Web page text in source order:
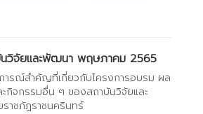
นวิจัยและพัฒนา พฤษภาคม 2565
การณ์สำคัญที่เกี่ยวกับโครงการอบรม ผล
กิจกรรมอื่น ๆ ของสถาบันวิจัยและ
าชภัฏราชนครินทร์